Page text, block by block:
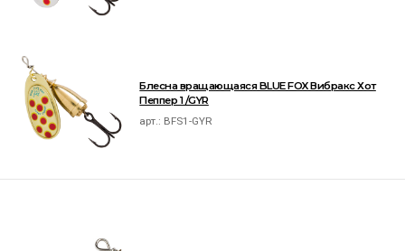
Блесна вращающаяся BLUE FOX Вибракс Хот
Пеппер 1 /GYR
арт.: BFS1-GYR